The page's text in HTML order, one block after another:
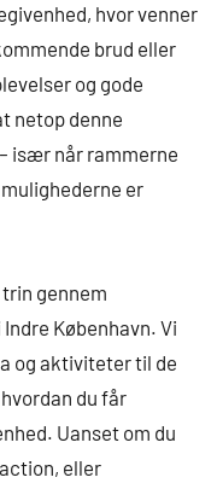
hvor venner
brud eller
og gode
netop denne
især når rammerne
er
gennem
København. Vi
og aktiviteter til de
du får
Uanset om du
eller